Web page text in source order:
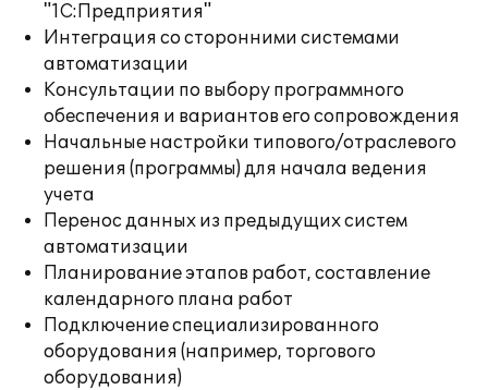
"1С:Предприятия"
Интеграция со сторонними системами
автоматизации
Консультации по выбору программного
обеспечения и вариантов его сопровождения
Начальные настройки типового/отраслевого
решения (программы) для начала ведения
учета
Перенос данных из предыдущих систем
автоматизации
Планирование этапов работ, составление
календарного плана работ
Подключение специализированного
оборудования (например, торгового
оборудования)